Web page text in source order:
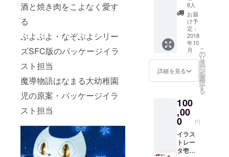
酒と焼き肉をこよなく愛す
る
ぷよぷよ・なぞぷよシリー
ズSFC版のパッケージイラ
スト担当
魔導物語はなまる大幼稚園
児の原案・パッケージイラ
スト担当
版と取
説と設
定資料
集をお
届けし
ます。
・ゲー
ム中の
スタッ
名前が
（小）
サイズ
で記載
されま
す。 ・
にょき
タッフ
ロール
（小）
、タイ
トルを
喋る権
利とコ
ンパイ
ル〇ク
ラブ
（コン
と
「にょ
きにょ
き宇宙
征服
編」
パッ
コース
・３万
円コー
スとの
違い
は、
ゲーム
中のス
タッフ
ロール
記載が
サイズ
ではな
く、と
ても大
きなサ
イズで
記載さ
8人
お届
け予
定：
2018
年10
月
詳細を見る
こ
の
リ
タ
ー
ン
を
選
択
す
る
100
,00
0 円
イラス
トレー
タ壱さ